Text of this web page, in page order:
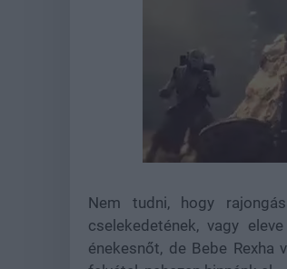
Nem tudni, hogy
cselekedetének, vagy
énekesnőt, de Bebe Rexha